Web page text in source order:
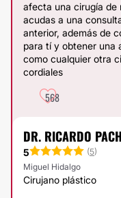
afecta una cirugía de
acudas a una
anterior, además de
para tí y obtener una
como cualquier otra
cordiales
568
DR. RICARDO
5 (5)
Miguel Hidalgo
Cirujano plástico